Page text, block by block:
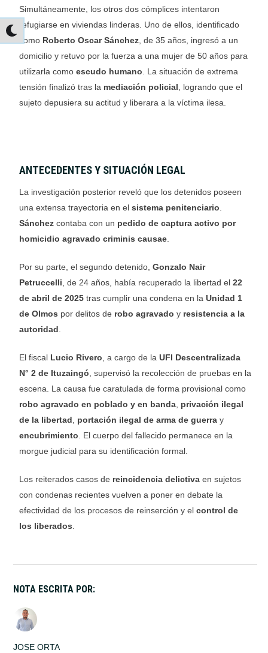
Simultáneamente, los otros dos cómplices intentaron
refugiarse en viviendas linderas. Uno de ellos, identificado
como Roberto Oscar Sánchez , de 35 años, ingresó a un
domicilio y retuvo por la fuerza a una mujer de 50 años para
utilizarla como escudo humano . La situación de extrema
tensión finalizó tras la mediación policial , logrando que el
sujeto depusiera su actitud y liberara a la víctima ilesa.
ANTECEDENTES Y SITUACIÓN LEGAL
La investigación posterior reveló que los detenidos poseen
una extensa trayectoria en el sistema penitenciario
Sánchez contaba con un pedido de captura activo por
homicidio agravado criminis causae
Por su parte, el segundo detenido, Gonzalo Nair
Petruccelli , de 24 años, había recuperado la libertad el 22
de abril de 2025 tras cumplir una condena en la Unidad 1
de Olmos por delitos de robo agravado y resistencia a la
autoridad
El fiscal Lucio Rivero , a cargo de la UFI Descentralizada
N° 2 de Ituzaingó , supervisó la recolección de pruebas en la
escena. La causa fue caratulada de forma provisional como
robo agravado en poblado y en banda privación ilegal
de la libertad
portación ilegal de arma de guerra y
encubrimiento . El cuerpo del fallecido permanece en la
morgue judicial para su identificación formal.
Los reiterados casos de reincidencia delictiva en sujetos
con condenas recientes vuelven a poner en debate la
efectividad de los procesos de reinserción y el control de
los liberados
NOTA ESCRITA POR:
JOSE ORTA